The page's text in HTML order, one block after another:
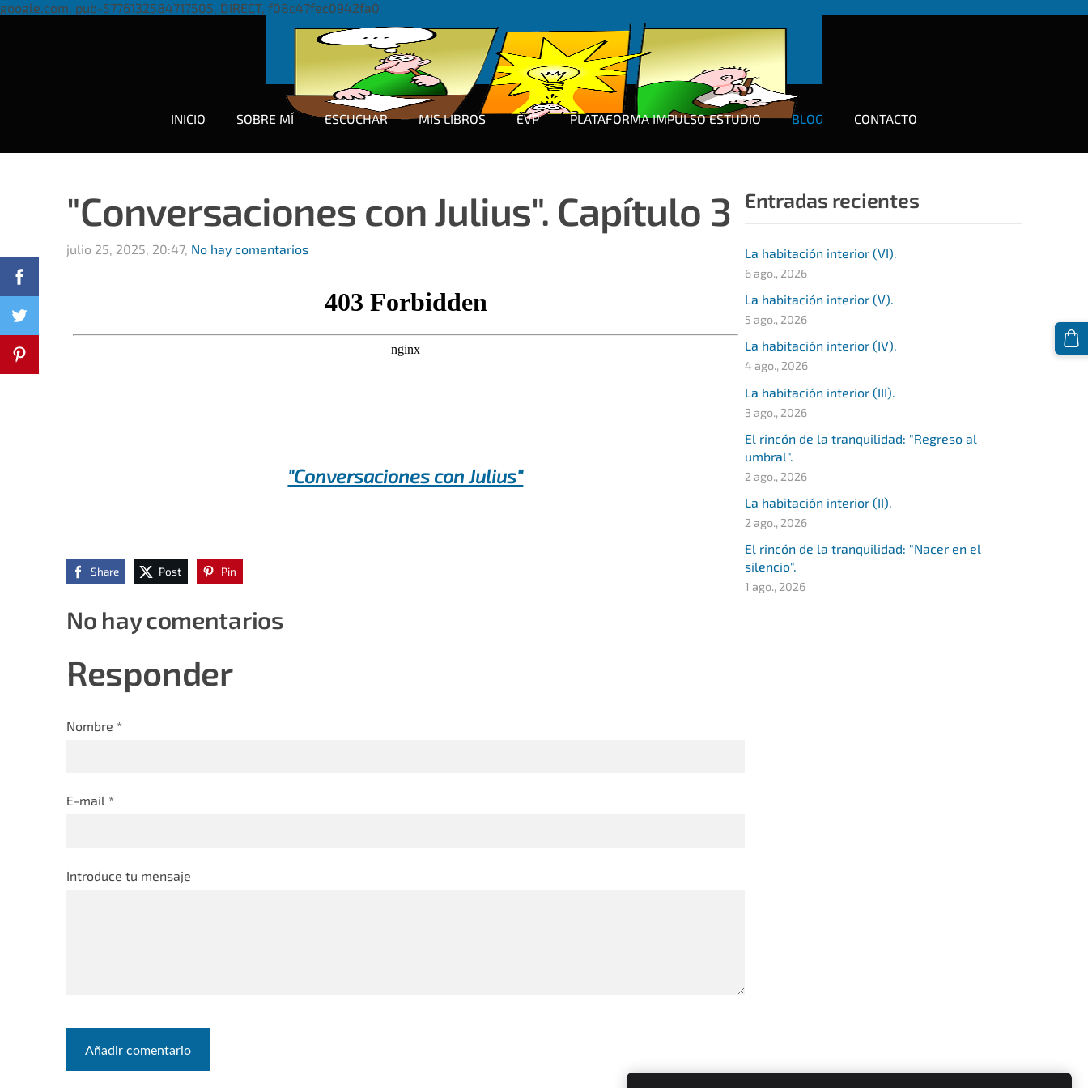
google.com, pub-5776132584717505, DIRECT, f08c47fec0942fa0
INICIO SOBRE MÍ ESCUCHAR MIS LIBROS EVP PLATAFORMA IMPULSO ESTUDIO BLOG CONTACTO
Entradas recientes
La habitación interior (VI).
6 ago., 2026
La habitación interior (V).
5 ago., 2026
La habitación interior (IV).
4 ago., 2026
La habitación interior (III).
3 ago., 2026
El rincón de la tranquilidad: "Regreso al
umbral".
2 ago., 2026
La habitación interior (II).
2 ago., 2026
El rincón de la tranquilidad: "Nacer en el
silencio".
1 ago., 2026
"Conversaciones con Julius". Capítulo 3
julio 25, 2025, 20:47, No hay comentarios
"Conversaciones con Julius"
Share Post Pin
No hay comentarios
Responder
Nombre *
E-mail *
Introduce tu mensaje